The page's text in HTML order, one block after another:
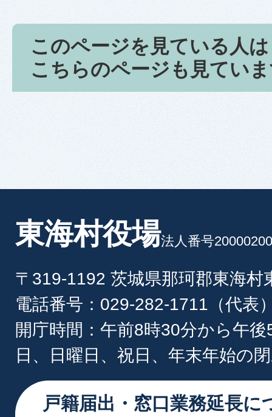
このページを見ている人は
こちらのページも見てい
東海村役場法人番号
〒319-1192 茨城県那珂郡東海村
電話番号：029-282-1711（代表
開庁時間：午前8時30分から午
日、日曜日、祝日、年末年始の
戸籍届出・窓口業務延長に